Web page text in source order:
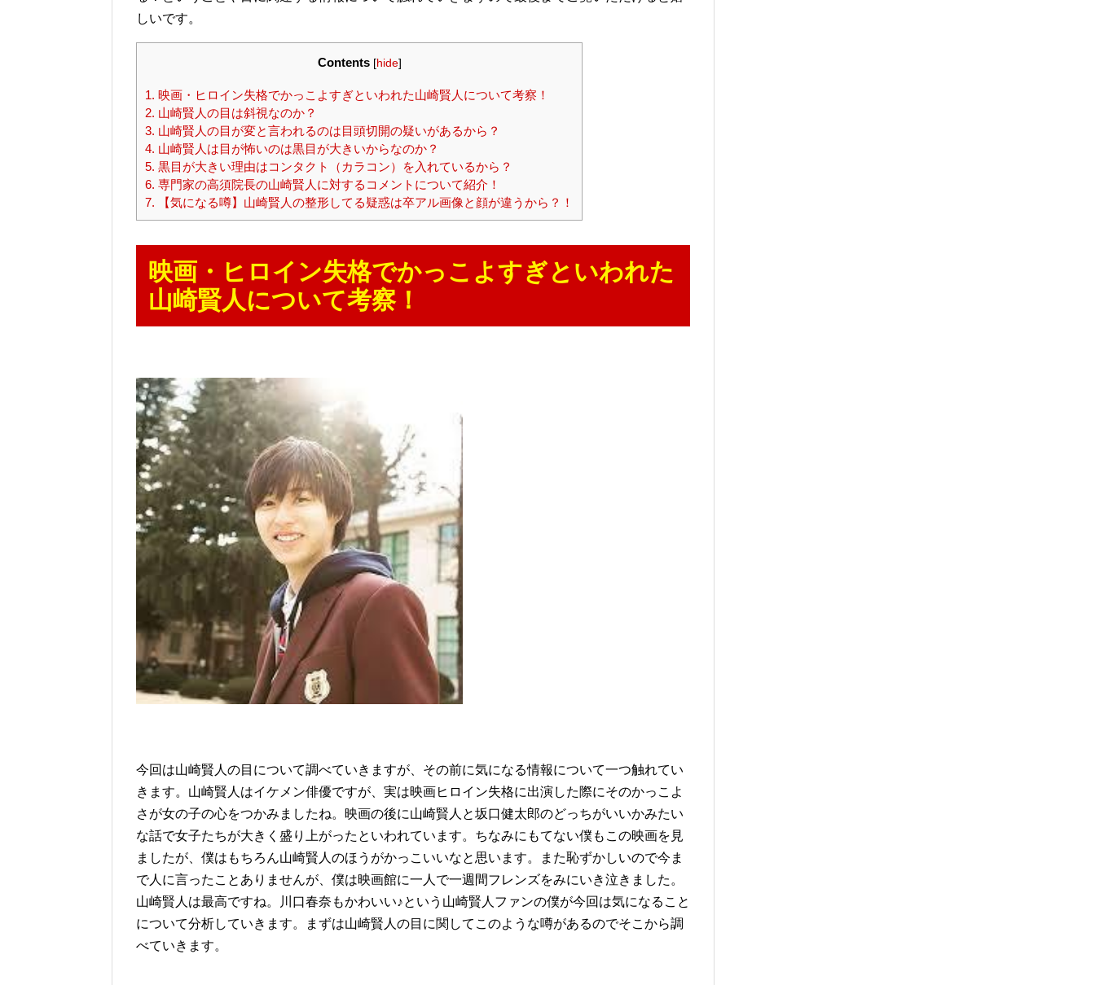
しいです。
Contents [hide]
1. 映画・ヒロイン失格でかっこよすぎといわれた山崎賢人について考察！
2. 山崎賢人の目は斜視なのか？
3. 山崎賢人の目が変と言われるのは目頭切開の疑いがあるから？
4. 山崎賢人は目が怖いのは黒目が大きいからなのか？
5. 黒目が大きい理由はコンタクト（カラコン）を入れているから？
6. 専門家の高須院長の山崎賢人に対するコメントについて紹介！
7. 【気になる噂】山崎賢人の整形してる疑惑は卒アル画像と顔が違うから？！
映画・ヒロイン失格でかっこよすぎといわれた
山崎賢人について考察！
今回は山崎賢人の目について調べていきますが、その前に気になる情報について一つ触れてい
きます。山崎賢人はイケメン俳優ですが、実は映画ヒロイン失格に出演した際にそのかっこよ
さが女の子の心をつかみましたね。映画の後に山崎賢人と坂口健太郎のどっちがいいかみたい
な話で女子たちが大きく盛り上がったといわれています。ちなみにもてない僕もこの映画を見
ましたが、僕はもちろん山崎賢人のほうがかっこいいなと思います。また恥ずかしいので今ま
で人に言ったことありませんが、僕は映画館に一人で一週間フレンズをみにいき泣きました。
山崎賢人は最高ですね。川口春奈もかわいい♪という山崎賢人ファンの僕が今回は気になること
について分析していきます。まずは山崎賢人の目に関してこのような噂があるのでそこから調
べていきます。